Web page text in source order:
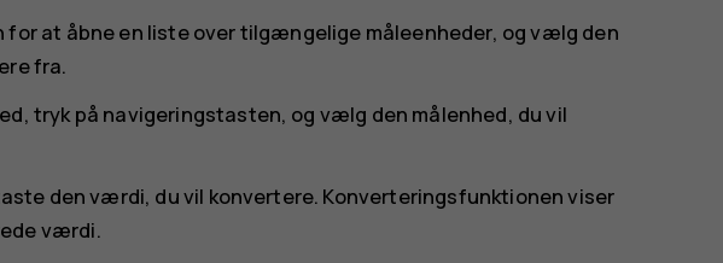
for at åbne en liste over tilgængelige måleenheder, og vælg den
fra.
tryk på navigeringstasten, og vælg den målenhed, du vil
den værdi, du vil konvertere. Konverteringsfunktionen viser
værdi.